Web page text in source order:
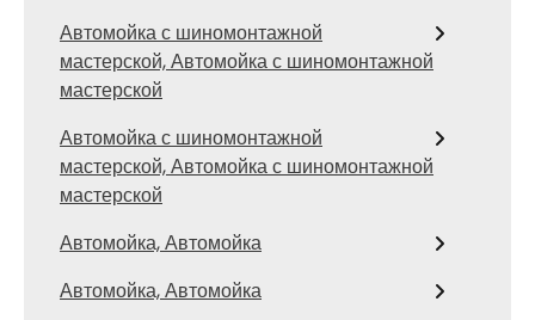
Автомойка с шиномонтажной
мастерской, Автомойка с шиномонтажной
мастерской
Автомойка с шиномонтажной
мастерской, Автомойка с шиномонтажной
мастерской
Автомойка, Автомойка
Автомойка, Автомойка